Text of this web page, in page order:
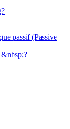
passif (Passive